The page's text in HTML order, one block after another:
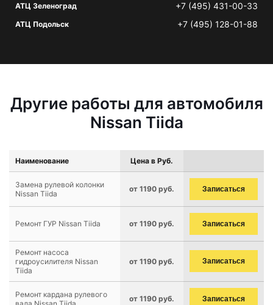
АТЦ Зеленоград +7 (495) 431-00-33
АТЦ Подольск +7 (495) 128-01-88
Другие работы для автомобиля
Nissan Tiida
Наименование Цена в Руб.
Замена рулевой колонки
Nissan Tiida
от 1190 руб. Записаться
Ремонт ГУР Nissan Tiida от 1190 руб. Записаться
Ремонт насоса
гидроусилителя Nissan
Tiida
от 1190 руб. Записаться
Ремонт кардана рулевого
от 1190 руб. Записаться